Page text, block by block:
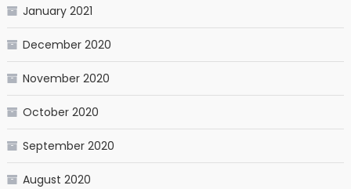
January 2021
December 2020
November 2020
October 2020
September 2020
August 2020